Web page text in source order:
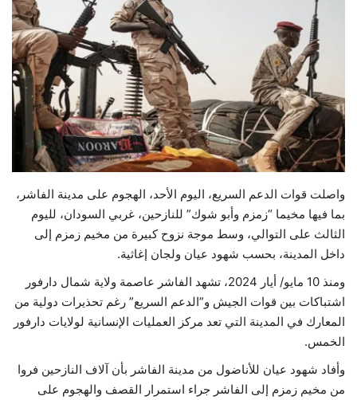
رياضة
فيديو
حياة
واصلت قوات الدعم السريع، اليوم الأحد، الهجوم على مدينة الفاشر،
بما فيها مخيما “زمزم وأبو شوك” للنازحين، غربي السودان، لليوم
الثالث على التوالي، وسط موجة نزوح كبيرة من مخيم زمزم إلى
داخل المدينة، بحسب شهود عيان ولجان إغاثية.
ومنذ 10 مايو/ أيار 2024، تشهد الفاشر عاصمة ولاية شمال دارفور
اشتباكات بين قوات الجيش و”الدعم السريع” رغم تحذيرات دولية من
المعارك في المدينة التي تعد مركز العمليات الإنسانية لولايات دارفور
الخمس.
وأفاد شهود عيان للأناضول من مدينة الفاشر بأن آلاف النازحين فروا
من مخيم زمزم إلى الفاشر جراء استمرار القصف والهجوم على